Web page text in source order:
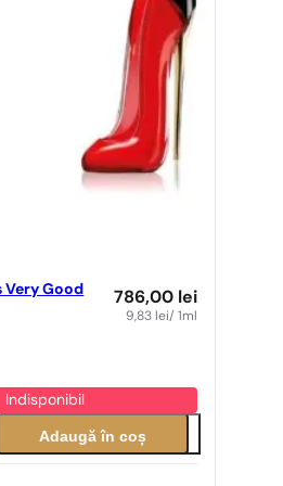
Very Good
786,00 lei
9,83 lei/ 1ml
Indisponibil
Adaugă în coș